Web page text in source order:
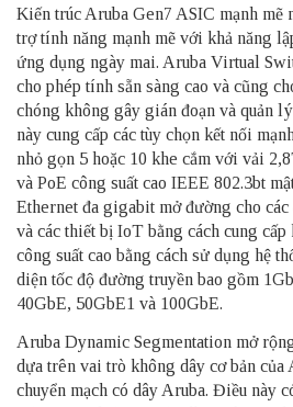
Kiến trúc Aruba Gen7 ASIC mạnh mẽ
trợ tính năng mạnh mẽ với khả năng
ứng dụng ngày mai. Aruba Virtual
cho phép tính sẵn sàng cao và cũng
chóng không gây gián đoạn và quản
này cung cấp các tùy chọn kết nối
nhỏ gọn 5 hoặc 10 khe cắm với vải
và PoE công suất cao IEEE 802.3bt
Ethernet đa gigabit mở đường cho các
và các thiết bị IoT bằng cách cung cấp
công suất cao bằng cách sử dụng hệ
diện tốc độ đường truyền bao gồm
40GbE, 50GbE1 và 100GbE.
Aruba Dynamic Segmentation mở
dựa trên vai trò không dây cơ bản của
chuyển mạch có dây Aruba. Điều này